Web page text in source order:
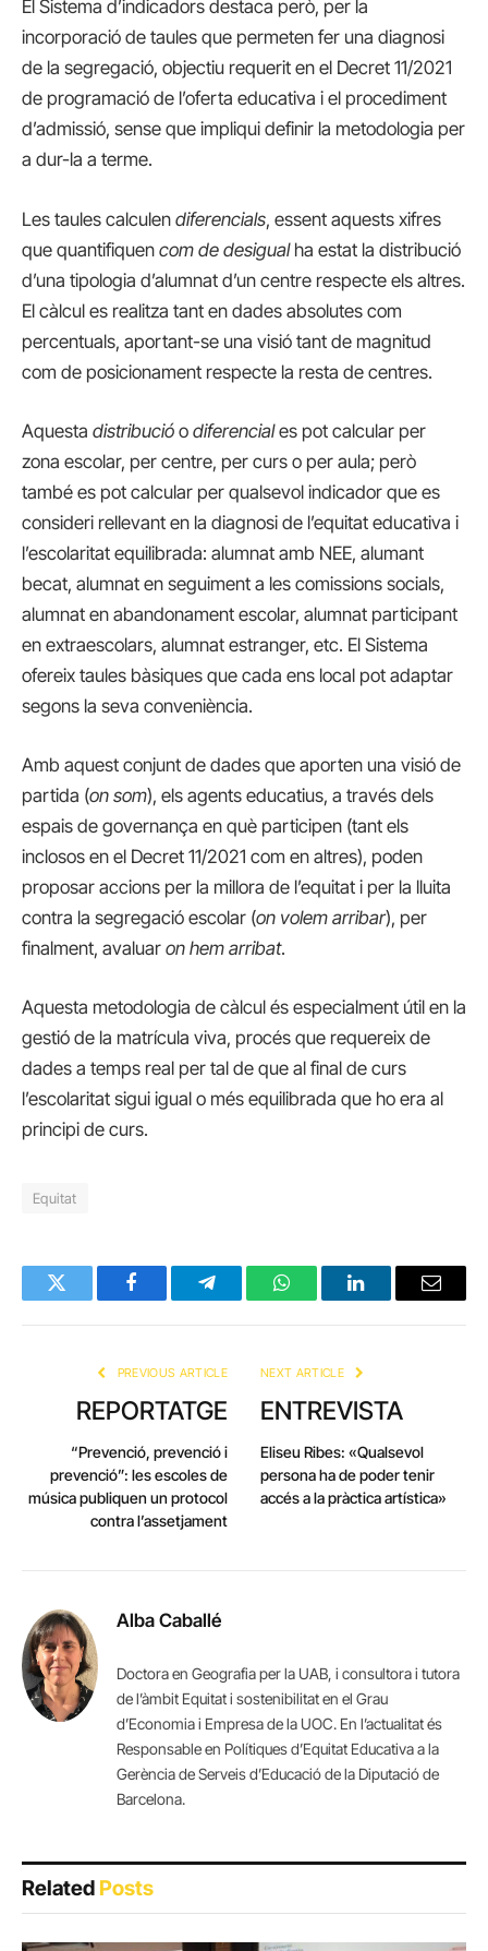
El Sistema d’indicadors destaca però, per la
incorporació de taules que permeten fer una diagnosi
de la segregació, objectiu requerit en el Decret 11/2021
de programació de l’oferta educativa i el procediment
d’admissió, sense que impliqui definir la metodologia per
a dur-la a terme.
Les taules calculen diferencials, essent aquests xifres
que quantifiquen com de desigualha estat la distribució
d’una tipologia d’alumnat d’un centre respecte els altres.
El càlcul es realitza tant en dades absolutes com
percentuals, aportant-se una visió tant de magnitud
com de posicionament respecte la resta de centres.
Aquesta distribució o diferenciales pot calcular per
zona escolar, per centre, per curs o per aula; però
també es pot calcular per qualsevol indicador que es
consideri rellevant en la diagnosi de l’equitat educativa i
l’escolaritat equilibrada: alumnat amb NEE, alumant
becat, alumnat en seguiment a les comissions socials,
alumnat en abandonament escolar, alumnat participant
en extraescolars, alumnat estranger, etc. El Sistema
ofereix taules bàsiques que cada ens local pot adaptar
segons la seva conveniència.
Amb aquest conjunt de dades que aporten una visió de
partida (on som), els agents educatius, a través dels
espais de governança en què participen (tant els
inclosos en el Decret 11/2021 com en altres), poden
proposar accions per la millora de l’equitat i per la lluita
contra la segregació escolar (on volem arribar), per
finalment, avaluar on hem arribat.
Aquesta metodologia de càlcul és especialment útil en la
gestió de la matrícula viva, procés que requereix de
dades a temps real per tal de que al final de curs
l’escolaritat sigui igual o més equilibrada que ho era al
principi de curs.
Equitat
Twitter FacebookTelegramWhatsAppLinkedInEmail
PREVIOUS ARTICLE
REPORTATGE
“Prevenció, prevenció i
prevenció”: les escoles de
música publiquen un protocol
contra l’assetjament
NEXT ARTICLE
ENTREVISTA
Eliseu Ribes: «Qualsevol
persona ha de poder tenir
accés a la pràctica artística»
Alba Caballé
Doctora en Geografia per la UAB, i consultora i tutora
de l’àmbit Equitat i sostenibilitat en el Grau
d’Economia i Empresa de la UOC. En l’actualitat és
Responsable en Polítiques d’Equitat Educativa a la
Gerència de Serveis d’Educació de la Diputació de
Barcelona.
RelatedPosts